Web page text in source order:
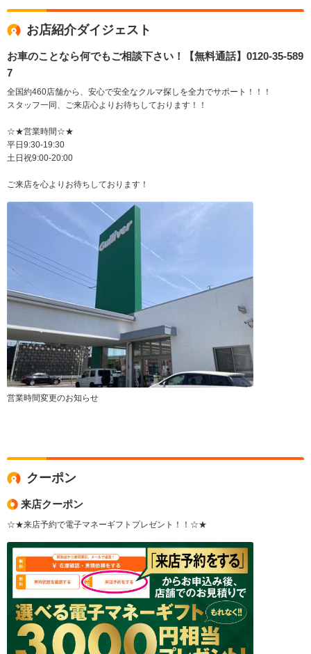
お店紹介ダイジェスト
お車のことなら何でもご相談下さい！【無料通話】0120-35-589
7
全国約460店舗から、安心で安全なクルマ探しを全力でサポート！！！
スタッフ一同、ご来店心よりお待ちしております！！
☆★営業時間☆★
平日9:30-19:30
土日祝9:00-20:00
ご来店を心よりお待ちしております！
営業時間変更のお知らせ
クーポン
来店クーポン
☆★来店予約で電子マネーギフトプレゼント！！☆★